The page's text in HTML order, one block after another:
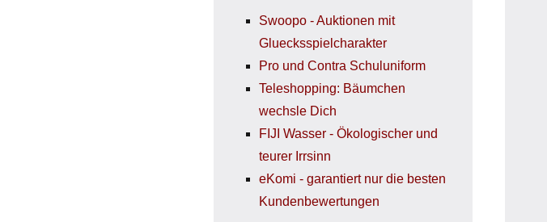
Swoopo - Auktionen mit
Gluecksspielcharakter
Pro und Contra Schuluniform
Teleshopping: Bäumchen
wechsle Dich
FIJI Wasser - Ökologischer und
teurer Irrsinn
eKomi - garantiert nur die besten
Kundenbewertungen